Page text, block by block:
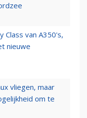
Class van A350's,
nieuwe
vliegen, maar
om te